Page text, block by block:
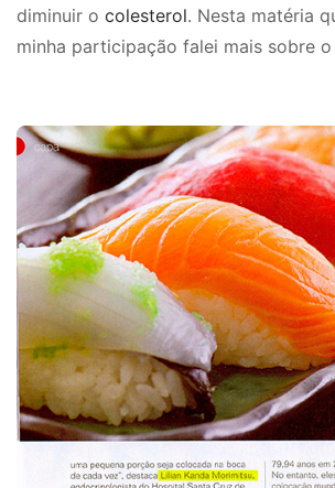
diminuir o colesterol. Nesta matéria
minha participação falei mais sobre o